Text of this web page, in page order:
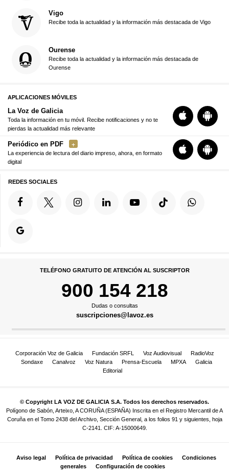
Vigo
Recibe toda la actualidad y la información más destacada de Vigo
Ourense
Recibe toda la actualidad y la información más destacada de
Ourense
APLICACIONES MÓVILES
La Voz de Galicia
Toda la información en tu móvil. Recibe notificaciones y no te
pierdas la actualidad más relevante
Periódico en PDF
La experiencia de lectura del diario impreso, ahora, en formato
digital
REDES SOCIALES
TELÉFONO GRATUITO DE ATENCIÓN AL SUSCRIPTOR
900 154 218
Dudas o consultas
suscripciones@lavoz.es
Corporación Voz de Galicia Fundación SRFL Voz Audiovisual
RadioVoz
Sondaxe
Canalvoz Voz Natura Prensa-Escuela MPXA
Galicia
Editorial
© Copyright LA VOZ DE GALICIA S.A. Todos los derechos reservados.
Polígono de Sabón, Arteixo, A CORUÑA (ESPAÑA) Inscrita en el Registro Mercantil de A
Coruña en el Tomo 2438 del Archivo, Sección General, a los folios 91 y siguientes, hoja
C-2141. CIF: A-15000649.
Aviso legal Política de privacidad Política de cookies
Condiciones
generales
Configuración de cookies